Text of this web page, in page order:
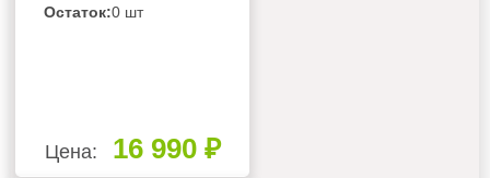
Остаток:0 шт
Цена: 16 990 ₽